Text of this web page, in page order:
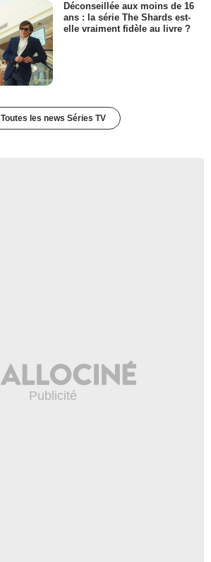
Déconseillée aux moins de 16
ans : la série The Shards est-
elle vraiment fidèle au livre ?
Toutes les news Séries TV